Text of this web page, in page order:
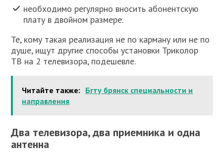
необходимо регулярно вносить абонентскую
плату в двойном размере.
Те, кому такая реализация не по карману или не по
душе, ищут другие способы установки Триколор
ТВ на 2 телевизора, подешевле.
Читайте также: Бгту брянск специальности и
направления
Два телевизора, два приемника и одна
антенна